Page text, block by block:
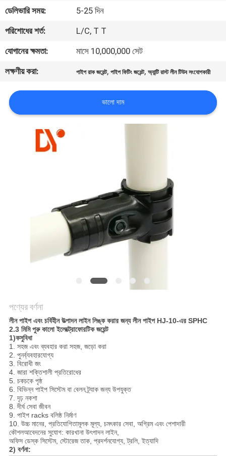
যোগাযোগ
করুন
খবর
মামলা
উদ্ধৃতির
POLICY
ডেলিভারি সময়:
5-25 দিন
পরিশোধের শর্ত:
L/C, T T
যোগানের ক্ষমতা:
মাসে 10,000,000 সেট
লক্ষণীয় করা:
পাইপ রাক জয়েন্ট,পাইপ ফিটিং জয়েন্ট,অ্যান্টি রাস্ট লীন টিউব সংযোগকারী
ভালো দাম
পণ্যের বর্ণনা
লীন পাইপ এবং চর্বিহীন উত্পাদন লাইন লিঙ্ক করার জন্য লীন পাইপ HJ-10-এর SPHC
2.3 মিমি পুরু কালো ইলেক্ট্রোফোরটিক জয়েন্ট
1)কসুবিধা
1. সহজ এবং ব্যবহার করা সহজ, জড়ো করা
2. পুনর্ব্যবহারযোগ্য
3. বিরোধী জং
4. জারা শক্তিশালী প্রতিরোধের
5. চকচকে পৃষ্ঠ
6. বিভিন্ন পাইপ সিস্টেম বা বেলন ট্র্যাক জন্য উপযুক্ত
7. দৃঢ় নকশা
8. দীর্ঘ সেবা জীবন
9. পাইপ racks বলিষ্ঠ নির্মাণ
10. উচ্চ মানের, প্রতিযোগিতামূলক মূল্য, চমৎকার সেবা, অগ্রিম এবং পেশাদারী
কৌশলআবেদনের সুযোগ: কারখানা উৎপাদন লাইন,
অফিস ডেস্ক সিস্টেম, স্টোরেজ তাক, প্রদর্শনযোগ্য, ট্রলি, ইত্যাদি
2) বর্ণনা: